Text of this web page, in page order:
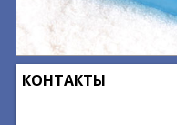
КОНТАКТЫ